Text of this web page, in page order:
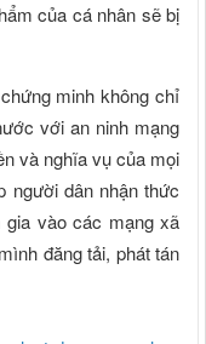
của cá nhân sẽ bị
minh không chỉ
với an ninh mạng
và nghĩa vụ của mọi
người dân nhận thức
vào các mạng xã
đăng tải, phát tán